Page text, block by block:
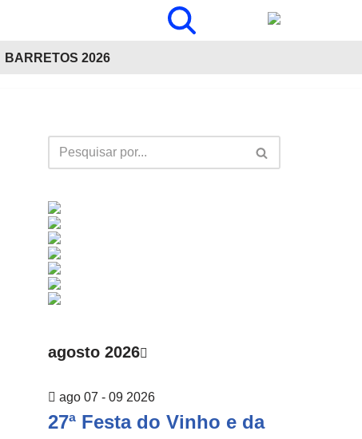
BARRETOS 2026
agosto 2026
ago 07 - 09 2026
27ª Festa do Vinho e da